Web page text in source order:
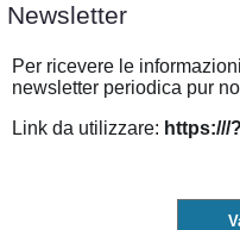
Newsletter
Per ricevere le
newsletter periodica pur
Link da utilizzare: https:///